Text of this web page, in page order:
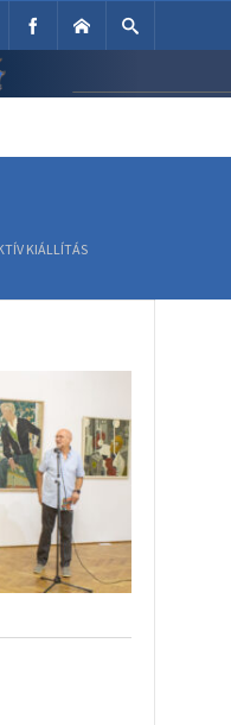
KIÁLLÍTÁS